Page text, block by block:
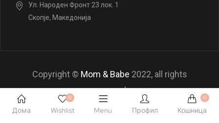
Ул. Народен Фронт 23 лок. 1
Скопје, Македонија
Copyright © Mom & Babe 2022, all rights
reserved.
Дома
0
Wishlist Menu Профил
0
Кошница